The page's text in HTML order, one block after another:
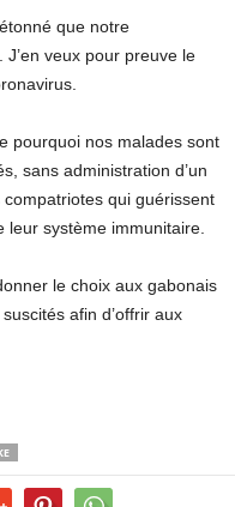
que notre
veux pour preuve le
pourquoi nos malades sont
sans administration d’un
qui guérissent
système immunitaire.
le choix aux gabonais
afin d’offrir aux